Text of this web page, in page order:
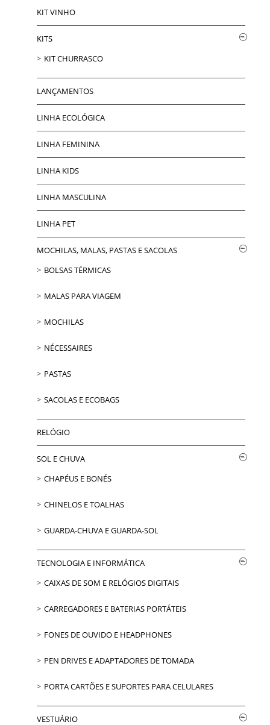
KIT VINHO
KITS
KIT CHURRASCO
LANÇAMENTOS
LINHA ECOLÓGICA
LINHA FEMININA
LINHA KIDS
LINHA MASCULINA
LINHA PET
MOCHILAS, MALAS, PASTAS E SACOLAS
BOLSAS TÉRMICAS
MALAS PARA VIAGEM
MOCHILAS
NÉCESSAIRES
PASTAS
SACOLAS E ECOBAGS
RELÓGIO
SOL E CHUVA
CHAPÉUS E BONÉS
CHINELOS E TOALHAS
GUARDA-CHUVA E GUARDA-SOL
TECNOLOGIA E INFORMÁTICA
CAIXAS DE SOM E RELÓGIOS DIGITAIS
CARREGADORES E BATERIAS PORTÁTEIS
FONES DE OUVIDO E HEADPHONES
PEN DRIVES E ADAPTADORES DE TOMADA
PORTA CARTÕES E SUPORTES PARA CELULARES
VESTUÁRIO